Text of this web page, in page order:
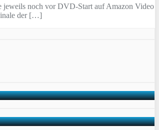
jeweils noch vor DVD-Start auf Amazon Video
der […]